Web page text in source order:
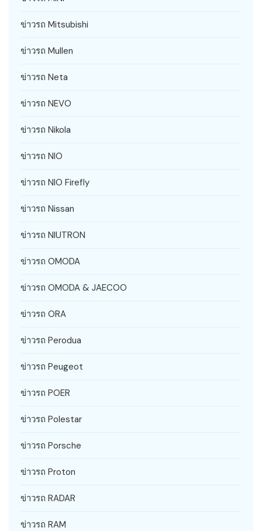
ข่าวรถ Mitsubishi
ข่าวรถ Mullen
ข่าวรถ Neta
ข่าวรถ NEVO
ข่าวรถ Nikola
ข่าวรถ NIO
ข่าวรถ NIO Firefly
ข่าวรถ Nissan
ข่าวรถ NIUTRON
ข่าวรถ OMODA
ข่าวรถ OMODA & JAECOO
ข่าวรถ ORA
ข่าวรถ Perodua
ข่าวรถ Peugeot
ข่าวรถ POER
ข่าวรถ Polestar
ข่าวรถ Porsche
ข่าวรถ Proton
ข่าวรถ RADAR
ข่าวรถ RAM